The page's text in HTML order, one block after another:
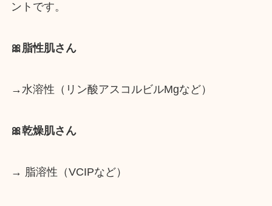
ントです。
🎀脂性肌さん
→水溶性（リン酸アスコルビルMgなど）
🎀乾燥肌さん
→ 脂溶性（VCIPなど）